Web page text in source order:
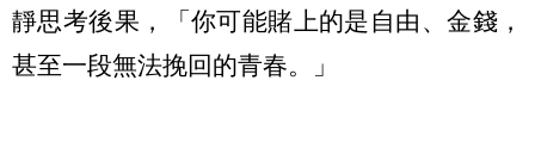
靜思考後果，「你可能賭上的是自由、金錢，
甚至一段無法挽回的青春。」